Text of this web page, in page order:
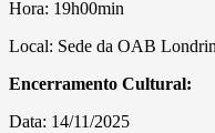
Hora: 19h00min
Local: Sede da OAB
Encerramento Cultural:
Data: 14/11/2025